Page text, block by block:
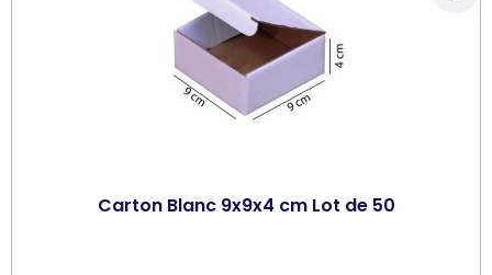
Carton Blanc 9x9x4 cm Lot de 50